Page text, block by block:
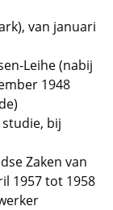
van januari
Leihe (nabij
1948
bij
Zaken van
1957 tot 1958